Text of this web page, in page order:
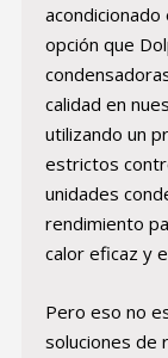
acondicionado
opción que
calidad en
utilizando un
estrictos
unidades
rendimiento
calor eficaz y
Pero eso no
soluciones de